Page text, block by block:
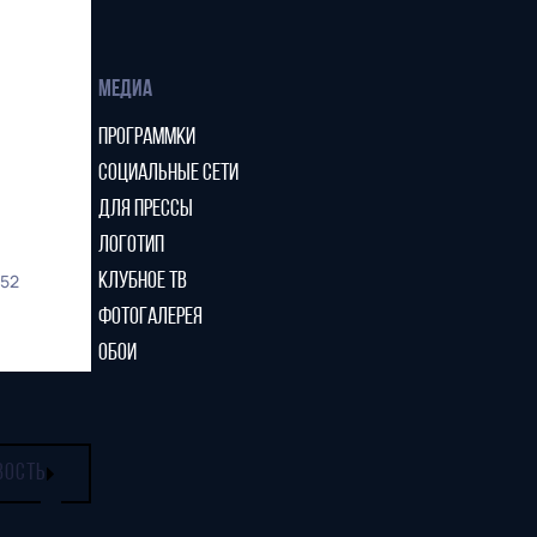
МЕДИА
ПРОГРАММКИ
СОЦИАЛЬНЫЕ СЕТИ
ДЛЯ ПРЕССЫ
ЛОГОТИП
КЛУБНОЕ ТВ
ФОТОГАЛЕРЕЯ
ОБОИ